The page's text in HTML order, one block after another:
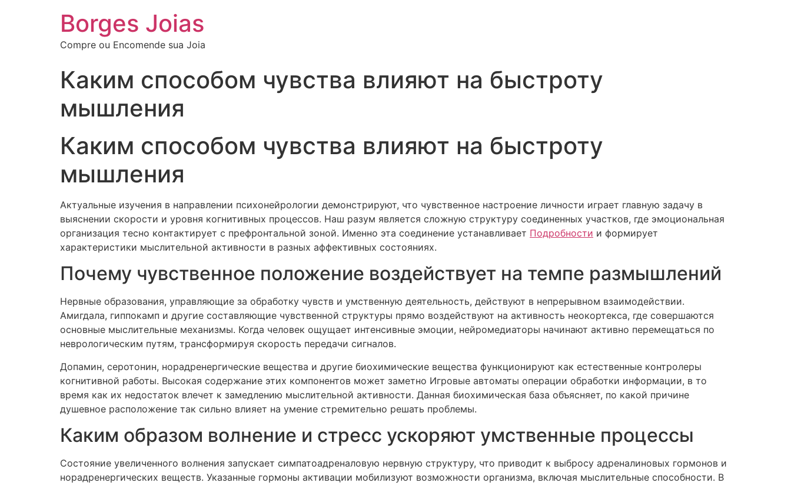
Borges Joias
Compre ou Encomende sua Joia
Каким способом чувства влияют на быстроту
мышления
Каким способом чувства влияют на быстроту
мышления
Актуальные изучения в направлении психонейрологии демонстрируют, что чувственное настроение личности играет главную задачу в
выяснении скорости и уровня когнитивных процессов. Наш разум является сложную структуру соединенных участков, где эмоциональная
организация тесно контактирует с префронтальной зоной. Именно эта соединение устанавливает Подробности и формирует
характеристики мыслительной активности в разных аффективных состояниях.
Почему чувственное положение воздействует на темпе размышлений
Нервные образования, управляющие за обработку чувств и умственную деятельность, действуют в непрерывном взаимодействии.
Амигдала, гиппокамп и другие составляющие чувственной структуры прямо воздействуют на активность неокортекса, где совершаются
основные мыслительные механизмы. Когда человек ощущает интенсивные эмоции, нейромедиаторы начинают активно перемещаться по
неврологическим путям, трансформируя скорость передачи сигналов.
Допамин, серотонин, норадренергические вещества и другие биохимические вещества функционируют как естественные контролеры
когнитивной работы. Высокая содержание этих компонентов может заметно Игровые автоматы операции обработки информации, в то
время как их недостаток влечет к замедлению мыслительной активности. Данная биохимическая база объясняет, по какой причине
душевное расположение так сильно влияет на умение стремительно решать проблемы.
Каким образом волнение и стресс ускоряют умственные процессы
Состояние увеличенного волнения запускает симпатоадреналовую нервную структуру, что приводит к выбросу адреналиновых гормонов и
норадренергических веществ. Указанные гормоны активации мобилизуют возможности организма, включая мыслительные способности. В